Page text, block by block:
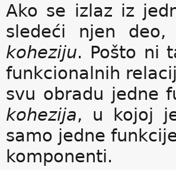
Ako se izlaz iz
sledeći njen
koheziju. Pošto ni
funkcionalnih
svu obradu jedne
kohezija, u kojoj
samo jedne
komponenti.